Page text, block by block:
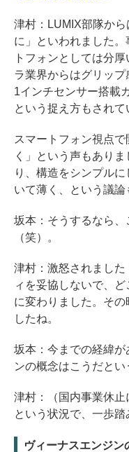
津村：LUMIX部隊か
に」といわれました
トフォンとしては分
ラ業界からはグリップ
1インチセンサー搭載
という捉え方もされて
スマートフォン視点
く」という声もあり
り、構造をシンプル
いて薄く、という議論
坂本：そうするなら
（笑）。
津村：激怒されまし
ィを妥協しないで、
に変わりました。そ
したね。
坂本：今までの経緯
ンの概念はこうだとい
津村：（国内事業休
という状況で、一歩踏
ヴィーナスエンジン